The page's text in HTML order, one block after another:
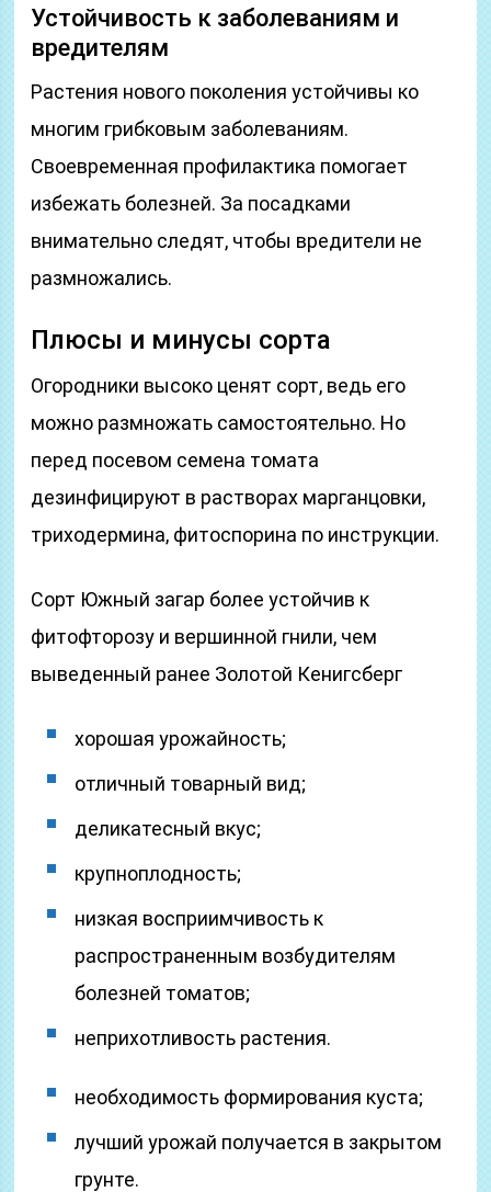
Устойчивость к заболеваниям и
вредителям
Растения нового поколения устойчивы ко
многим грибковым заболеваниям.
Своевременная профилактика помогает
избежать болезней. За посадками
внимательно следят, чтобы вредители не
размножались.
Плюсы и минусы сорта
Огородники высоко ценят сорт, ведь его
можно размножать самостоятельно. Но
перед посевом семена томата
дезинфицируют в растворах марганцовки,
триходермина, фитоспорина по инструкции.
Сорт Южный загар более устойчив к
фитофторозу и вершинной гнили, чем
выведенный ранее Золотой Кенигсберг
хорошая урожайность;
отличный товарный вид;
деликатесный вкус;
крупноплодность;
низкая восприимчивость к
распространенным возбудителям
болезней томатов;
неприхотливость растения.
необходимость формирования куста;
лучший урожай получается в закрытом
грунте.